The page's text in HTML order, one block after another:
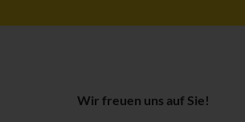
Wir freuen uns auf Sie!